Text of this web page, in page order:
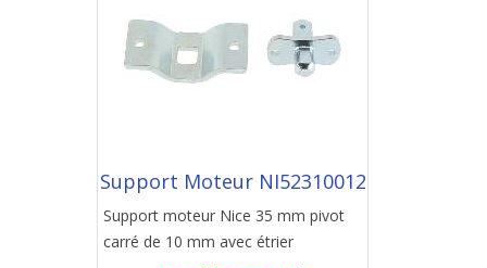
Support Moteur NI52310012
Support moteur Nice 35 mm pivot
carré de 10 mm avec étrier